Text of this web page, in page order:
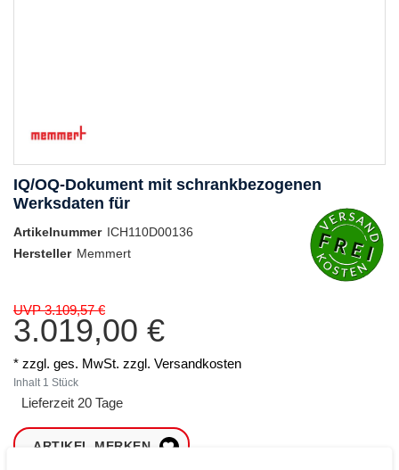
IQ/OQ-Dokument mit schrankbezogenen
Werksdaten für
Artikelnummer ICH110D00136
Hersteller Memmert
UVP 3.109,57 €
3.019,00 €
* zzgl. ges. MwSt. zzgl. Versandkosten
Inhalt 1 Stück
Lieferzeit 20 Tage
ARTIKEL MERKEN